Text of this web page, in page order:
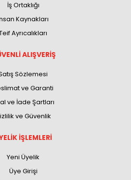
İş Ortaklığı
Kaynakları
Ayrıcalıkları
ALIŞVERİŞ
Sözlemesi
ve Garanti
ve İade Şartları
ve Güvenlik
İŞLEMLERİ
Yeni Üyelik
Üye Girişi